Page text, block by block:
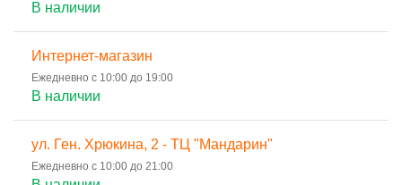
В наличии
Интернет-магазин
Ежедневно с 10:00 до 19:00
В наличии
ул. Ген. Хрюкина, 2 - ТЦ "Мандарин"
Ежедневно с 10:00 до 21:00